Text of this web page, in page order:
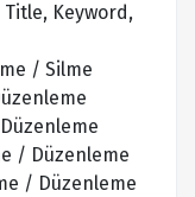
Keyword,
/ Silme
/ Düzenleme
/ Düzenleme